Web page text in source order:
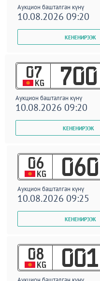
Аукцион башталган күнү
10.08.2026 09:20
07
KG 700
Аукцион башталган күнү
10.08.2026 09:20
06
KG 060
Аукцион башталган күнү
10.08.2026 09:25
08
KG 001